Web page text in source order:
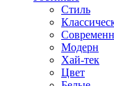
Стиль
Модерн
Хай-тек
Цвет